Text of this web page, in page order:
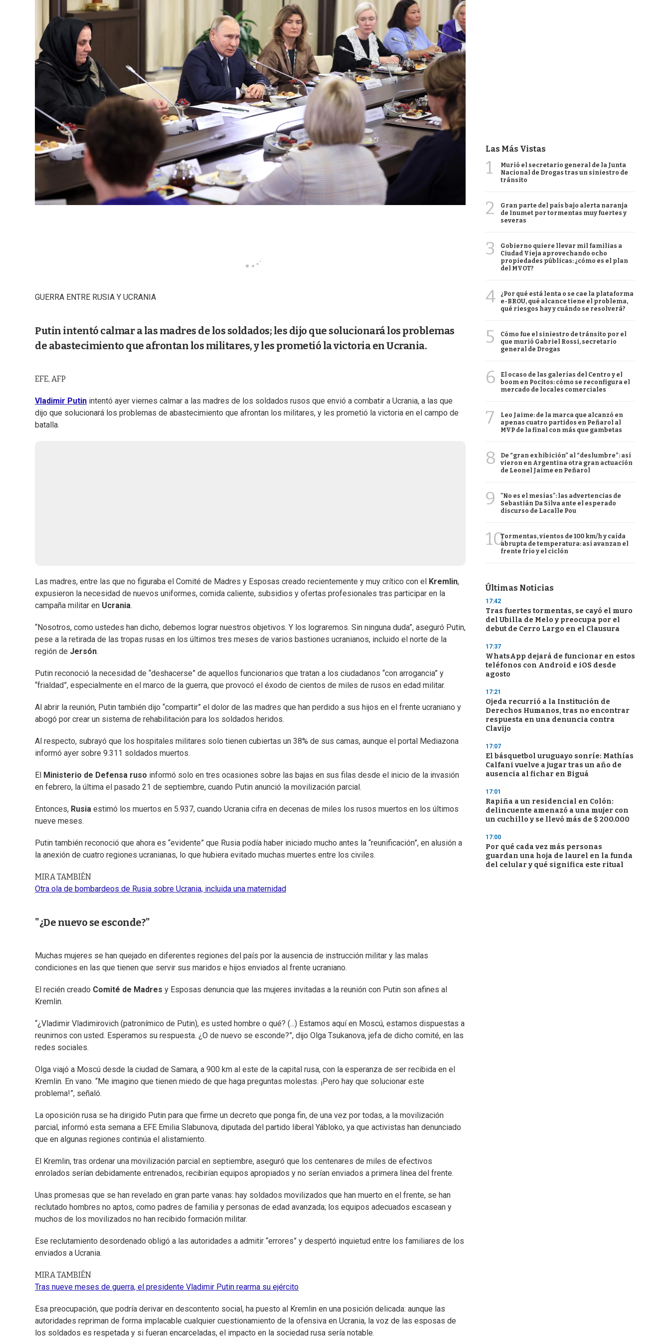
GUERRA ENTRE RUSIA Y UCRANIA
Putin intentó calmar a las madres de los soldados; les dijo que solucionará los problemas
de abastecimiento que afrontan los militares, y les prometió la victoria en Ucrania.
EFE, AFP
Vladimir Putin intentó ayer viernes calmar a las madres de los soldados rusos que envió a combatir a Ucrania, a las que
dijo que solucionará los problemas de abastecimiento que afrontan los militares, y les prometió la victoria en el campo de
batalla.
Las madres, entre las que no figuraba el Comité de Madres y Esposas creado recientemente y muy crítico con el Kremlin,
expusieron la necesidad de nuevos uniformes, comida caliente, subsidios y ofertas profesionales tras participar en la
campaña militar en Ucrania.
“Nosotros, como ustedes han dicho, debemos lograr nuestros objetivos. Y los lograremos. Sin ninguna duda”, aseguró Putin,
pese a la retirada de las tropas rusas en los últimos tres meses de varios bastiones ucranianos, incluido el norte de la
región de Jersón.
Putin reconoció la necesidad de “deshacerse” de aquellos funcionarios que tratan a los ciudadanos “con arrogancia” y
“frialdad”, especialmente en el marco de la guerra, que provocó el éxodo de cientos de miles de rusos en edad militar.
Al abrir la reunión, Putin también dijo “compartir” el dolor de las madres que han perdido a sus hijos en el frente ucraniano y
abogó por crear un sistema de rehabilitación para los soldados heridos.
Al respecto, subrayó que los hospitales militares solo tienen cubiertas un 38% de sus camas, aunque el portal Mediazona
informó ayer sobre 9.311 soldados muertos.
El Ministerio de Defensa ruso informó solo en tres ocasiones sobre las bajas en sus filas desde el inicio de la invasión
en febrero, la última el pasado 21 de septiembre, cuando Putin anunció la movilización parcial.
Entonces, Rusia estimó los muertos en 5.937, cuando Ucrania cifra en decenas de miles los rusos muertos en los últimos
nueve meses.
Putin también reconoció que ahora es “evidente” que Rusia podía haber iniciado mucho antes la “reunificación”, en alusión a
la anexión de cuatro regiones ucranianas, lo que hubiera evitado muchas muertes entre los civiles.
MIRA TAMBIÉN
Otra ola de bombardeos de Rusia sobre Ucrania, incluida una maternidad
"¿De nuevo se esconde?"
Muchas mujeres se han quejado en diferentes regiones del país por la ausencia de instrucción militar y las malas
condiciones en las que tienen que servir sus maridos e hijos enviados al frente ucraniano.
El recién creado Comité de Madres y Esposas denuncia que las mujeres invitadas a la reunión con Putin son afines al
Kremlin.
“¿Vladimir Vladimirovich (patronímico de Putin), es usted hombre o qué? (...) Estamos aquí en Moscú, estamos dispuestas a
reunirnos con usted. Esperamos su respuesta. ¿O de nuevo se esconde?”, dijo Olga Tsukanova, jefa de dicho comité, en las
redes sociales.
Olga viajó a Moscú desde la ciudad de Samara, a 900 km al este de la capital rusa, con la esperanza de ser recibida en el
Kremlin. En vano. “Me imagino que tienen miedo de que haga preguntas molestas. ¡Pero hay que solucionar este
problema!”, señaló.
La oposición rusa se ha dirigido Putin para que firme un decreto que ponga fin, de una vez por todas, a la movilización
parcial, informó esta semana a EFE Emilia Slabunova, diputada del partido liberal Yábloko, ya que activistas han denunciado
que en algunas regiones continúa el alistamiento.
El Kremlin, tras ordenar una movilización parcial en septiembre, aseguró que los centenares de miles de efectivos
enrolados serían debidamente entrenados, recibirían equipos apropiados y no serían enviados a primera línea del frente.
Unas promesas que se han revelado en gran parte vanas: hay soldados movilizados que han muerto en el frente, se han
reclutado hombres no aptos, como padres de familia y personas de edad avanzada; los equipos adecuados escasean y
muchos de los movilizados no han recibido formación militar.
Ese reclutamiento desordenado obligó a las autoridades a admitir “errores” y despertó inquietud entre los familiares de los
enviados a Ucrania.
MIRA TAMBIÉN
Tras nueve meses de guerra, el presidente Vladimir Putin rearma su ejército
Esa preocupación, que podría derivar en descontento social, ha puesto al Kremlin en una posición delicada: aunque las
autoridades repriman de forma implacable cualquier cuestionamiento de la ofensiva en Ucrania, la voz de las esposas de
los soldados es respetada y si fueran encarceladas, el impacto en la sociedad rusa sería notable.
Las Más Vistas
1
Murió el secretario general de la Junta
Nacional de Drogas tras un siniestro de
tránsito
2
Gran parte del país bajo alerta naranja
de Inumet por tormentas muy fuertes y
severas
3
Gobierno quiere llevar mil familias a
Ciudad Vieja aprovechando ocho
propiedades públicas: ¿cómo es el plan
del MVOT?
4
¿Por qué está lenta o se cae la plataforma
e-BROU, qué alcance tiene el problema,
qué riesgos hay y cuándo se resolverá?
5
Cómo fue el siniestro de tránsito por el
que murió Gabriel Rossi, secretario
general de Drogas
6
El ocaso de las galerías del Centro y el
boom en Pocitos: cómo se reconfigura el
mercado de locales comerciales
7
Leo Jaime: de la marca que alcanzó en
apenas cuatro partidos en Peñarol al
MVP de la final con más que gambetas
8
De “gran exhibición” al “deslumbre”: así
vieron en Argentina otra gran actuación
de Leonel Jaime en Peñarol
9
"No es el mesías": las advertencias de
Sebastián Da Silva ante el esperado
discurso de Lacalle Pou
10Tormentas, vientos de 100 km/h y caída
abrupta de temperatura: así avanzan el
frente frío y el ciclón
Últimas Noticias
17:42
Tras fuertes tormentas, se cayó el muro
del Ubilla de Melo y preocupa por el
debut de Cerro Largo en el Clausura
17:37
WhatsApp dejará de funcionar en estos
teléfonos con Android e iOS desde
agosto
17:21
Ojeda recurrió a la Institución de
Derechos Humanos, tras no encontrar
respuesta en una denuncia contra
Clavijo
17:07
El básquetbol uruguayo sonríe: Mathías
Calfani vuelve a jugar tras un año de
ausencia al fichar en Biguá
17:01
Rapiña a un residencial en Colón:
delincuente amenazó a una mujer con
un cuchillo y se llevó más de $ 200.000
17:00
Por qué cada vez más personas
guardan una hoja de laurel en la funda
del celular y qué significa este ritual